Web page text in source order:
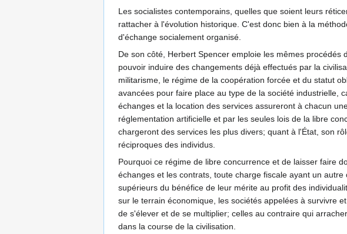
Les socialistes contemporains, quelles que soient leurs
rattacher à l'évolution historique. C'est donc bien à la
d'échange socialement organisé.
De son côté, Herbert Spencer emploie les mêmes
pouvoir induire des changements déjà effectués par la
militarisme, le régime de la coopération forcée et du statut
avancées pour faire place au type de la société industrielle,
échanges et la location des services assureront à chacun
réglementation artificielle et par les seules lois de la libre
chargeront des services les plus divers; quant à l'État, son
réciproques des individus.
Pourquoi ce régime de libre concurrence et de laisser faire
échanges et les contrats, toute charge fiscale ayant un
supérieurs du bénéfice de leur mérite au profit des
sur le terrain économique, les sociétés appelées à survivre
de s'élever et de se multiplier; celles au contraire qui
dans la course de la civilisation.